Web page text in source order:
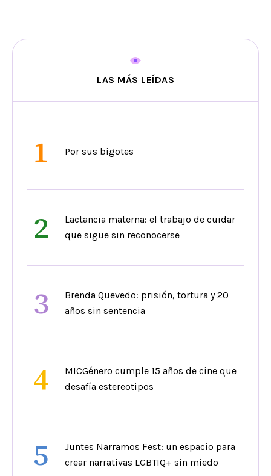
LAS MÁS LEÍDAS
1 Por sus bigotes
2
Lactancia materna: el trabajo de cuidar
que sigue sin reconocerse
3
Brenda Quevedo: prisión, tortura y 20
años sin sentencia
4
MICGénero cumple 15 años de cine que
desafía estereotipos
5
Juntes Narramos Fest: un espacio para
crear narrativas LGBTIQ+ sin miedo